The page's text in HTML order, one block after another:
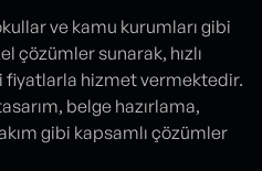
ve kamu kurumları gibi
çözümler sunarak, hızlı
hizmet vermektedir.
belge hazırlama,
gibi kapsamlı çözümler